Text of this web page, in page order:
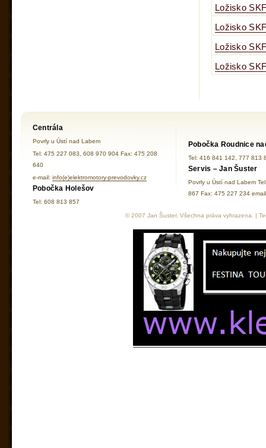
Ložisko
Ložisko
Ložisko
Ložisko
Centrála
Povrly u Ústí nad Labem
Tel: 475 227 083, 608 970 904 Fax: 475 208
640
e-mail: info(e)elektromotory-prevodovky.cz
Pobočka Holešov
Tel: 608 813 857
Pobočka Roudnice
Tel: 416 841 142, 777 813
Servis – Jan Šuster
Povrly u Ústí nad Labem
867 Fax: 475 227 234
© 2007 Jan Šuster, Všechna práva vyhrazena. |